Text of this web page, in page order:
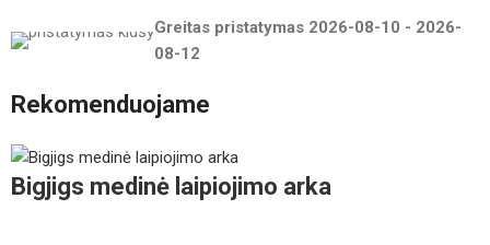
Greitas pristatymas 2026-08-10 - 2026-
08-12
Rekomenduojame
Bigjigs medinė laipiojimo arka